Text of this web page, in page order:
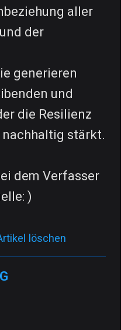
aller
der
generieren
und
die Resilienz
stärkt.
dem Verfasser
)
löschen